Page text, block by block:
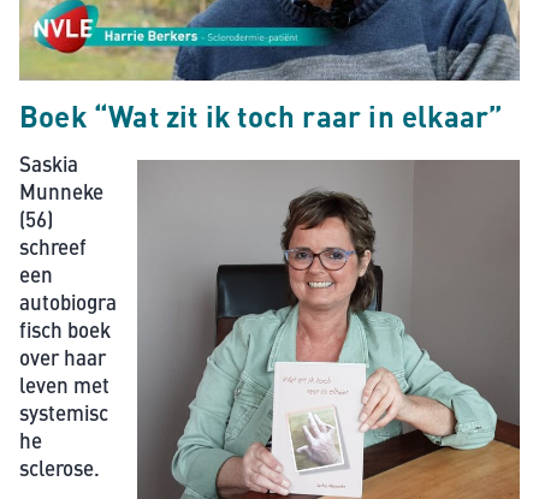
Boek “Wat zit ik toch raar in elkaar”
Saskia
Munneke
(56)
schreef
een
autobiogra
fisch boek
over haar
leven met
systemisc
he
sclerose.